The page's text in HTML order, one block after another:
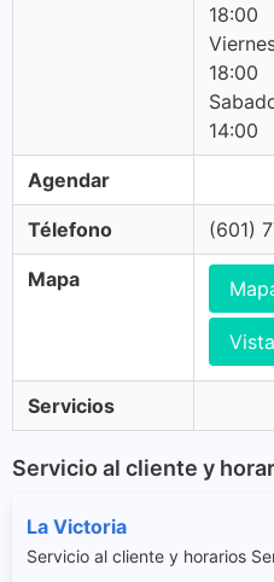
18:00
18:00
14:00
Agendar
Télefono (601)
Mapa
Servicios
Servicio al cliente y
La Victoria
Servicio al cliente y horarios